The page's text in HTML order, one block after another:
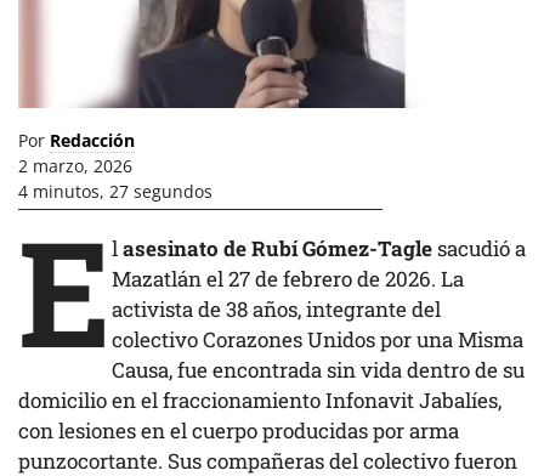
Por Redacción
2 marzo, 2026
4 minutos, 27 segundos
E lasesinato de Rubí Gómez-Taglesacudió a
Mazatlán el 27 de febrero de 2026. La
activista de 38 años, integrante del
colectivo Corazones Unidos por una Misma
Causa, fue encontrada sin vida dentro de su
domicilio en el fraccionamiento Infonavit Jabalíes,
con lesiones en el cuerpo producidas por arma
punzocortante. Sus compañeras del colectivo fueron